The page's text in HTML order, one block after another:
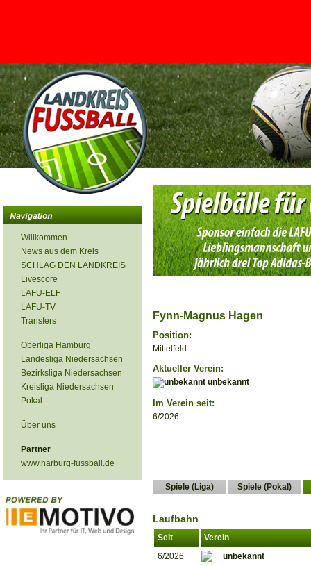
<
Willkommen
News aus dem Kreis
SCHLAG DEN LANDKREIS
Livescore
LAFU-ELF
LAFU-TV
Transfers
Oberliga Hamburg
Landesliga Niedersachsen
Bezirksliga Niedersachsen
Kreisliga Niedersachsen
Pokal
Über uns
Partner
www.harburg-fussball.de
Fynn-Magnus Hagen
Position:
Mittelfeld
Aktueller Verein:
unbekannt
Im Verein seit:
6/2026
Spiele (Liga) Spiele (Pokal)
Laufbahn
Seit
Verein
6/2026
unbekannt